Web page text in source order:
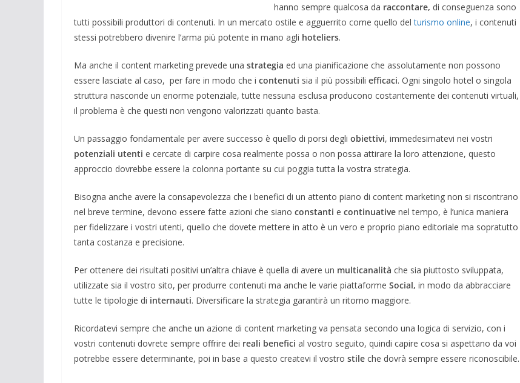
hanno sempre qualcosa da raccontare, di conseguenza sono
tutti possibili produttori di contenuti. In un mercato ostile e agguerrito come quello delturismo online, i contenuti
stessi potrebbero divenire l’arma più potente in mano agli hoteliers.
Ma anche il content marketing prevede una strategia ed una pianificazione che assolutamente non possono
essere lasciate al caso, per fare in modo che i contenuti sia il più possibili efficaci. Ogni singolo hotel o singola
struttura nasconde un enorme potenziale, tutte nessuna esclusa producono costantemente dei contenuti virtuali,
il problema è che questi non vengono valorizzati quanto basta.
Un passaggio fondamentale per avere successo è quello di porsi degli obiettivi, immedesimatevi nei vostri
potenziali utenti e cercate di carpire cosa realmente possa o non possa attirare la loro attenzione, questo
approccio dovrebbe essere la colonna portante su cui poggia tutta la vostra strategia.
Bisogna anche avere la consapevolezza che i benefici di un attento piano di content marketing non si riscontrano
nel breve termine, devono essere fatte azioni che siano constanti e continuative nel tempo, è l’unica maniera
per fidelizzare i vostri utenti, quello che dovete mettere in atto è un vero e proprio piano editoriale ma sopratutto
tanta costanza e precisione.
Per ottenere dei risultati positivi un’altra chiave è quella di avere un multicanalità che sia piuttosto sviluppata,
utilizzate sia il vostro sito, per produrre contenuti ma anche le varie piattaforme Social, in modo da abbracciare
tutte le tipologie di internauti. Diversificare la strategia garantirà un ritorno maggiore.
Ricordatevi sempre che anche un azione di content marketing va pensata secondo una logica di servizio, con i
vostri contenuti dovrete sempre offrire dei reali benefici al vostro seguito, quindi capire cosa si aspettano da voi
potrebbe essere determinante, poi in base a questo createvi il vostro stile che dovrà sempre essere riconoscibile.